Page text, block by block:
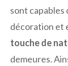
sont capables
décoration et
touche de
demeures.